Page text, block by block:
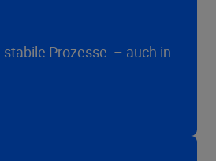
Prozesse – auch in